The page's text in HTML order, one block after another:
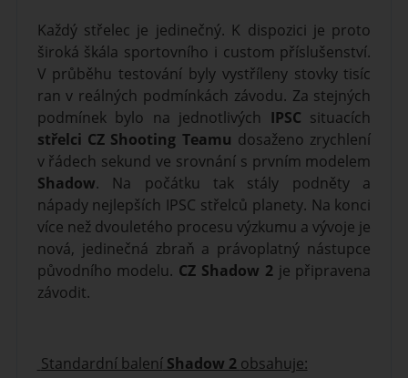
Každý střelec je jedinečný. K dispozici je proto
široká škála sportovního i custom příslušenství.
V průběhu testování byly vystříleny stovky tisíc
ran v reálných podmínkách závodu. Za stejných
podmínek bylo na jednotlivých IPSC situacích
střelci CZ Shooting Teamu dosaženo zrychlení
v řádech sekund ve srovnání s prvním modelem
Shadow. Na počátku tak stály podněty a
nápady nejlepších IPSC střelců planety. Na konci
více než dvouletého procesu výzkumu a vývoje je
nová, jedinečná zbraň a právoplatný nástupce
původního modelu. CZ Shadow 2je připravena
závodit.
Standardní baleníShadow 2 obsahuje: